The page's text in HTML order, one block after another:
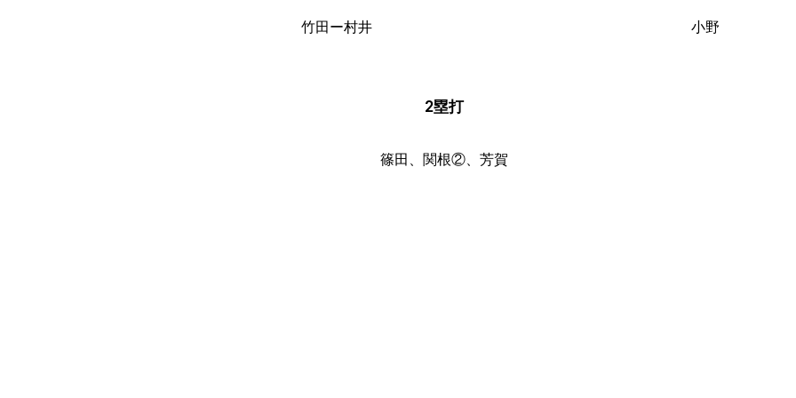
竹田ー村井 小野
2塁打
篠田、関根②、芳賀